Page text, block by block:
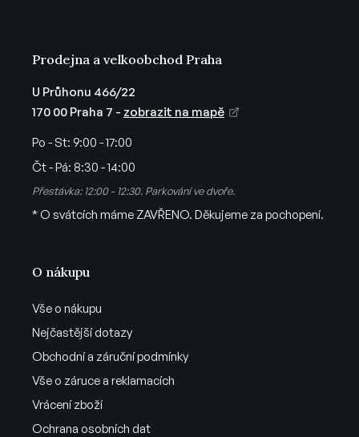
O nákupu
Vše o nákupu
Nejčastější dotazy
Obchodní a záruční podmínky
Vše o záruce a reklamacích
Vrácení zboží
Ochrana osobních dat
Prodejna a velkoobchod Praha
U Průhonu 466/22
170 00 Praha 7 - zobrazit na mapě
Po - St: 9:00 - 17:00
Čt - Pá: 8:30 - 14:00
Přestávka: 12:00 - 12:30. Parkování ve dvoře.
* O svátcích máme ZAVŘENO. Děkujeme za pochopení.